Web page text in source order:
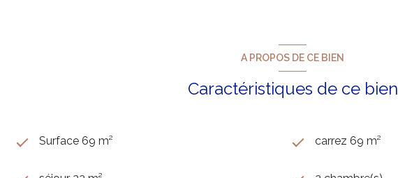
A PROPOS DE CE BIEN
Caractéristiques de ce bien
Surface 69 m² carrez 69 m²